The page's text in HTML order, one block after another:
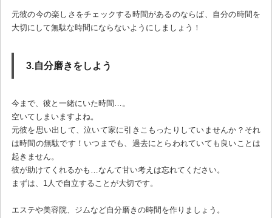
元彼の今の楽しさをチェックする時間があるのならば、自分の時間を
大切にして無駄な時間にならないようにしましょう！
3.自分磨きをしよう
今まで、彼と一緒にいた時間…。
空いてしまいますよね。
元彼を思い出して、泣いて家に引きこもったりしていませんか？それ
は時間の無駄です！いつまでも、過去にとらわれていても良いことは
起きません。
彼が助けてくれるかも…なんて甘い考えは忘れてください。
まずは、1人で自立することが大切です。
エステや美容院、ジムなど自分磨きの時間を作りましょう。